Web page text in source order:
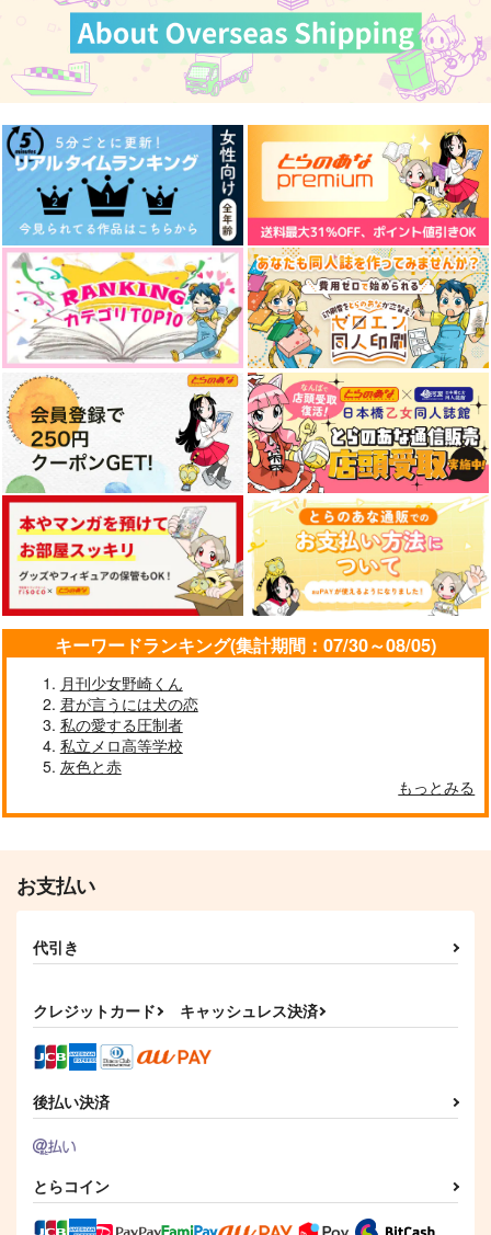
キーワードランキング(集計期間：07/30～08/05)
月刊少女野崎くん
君が言うには犬の恋
私の愛する圧制者
私立メロ高等学校
灰色と赤
もっとみる
お支払い
代引き
クレジットカード キャッシュレス決済
後払い決済
とらコイン